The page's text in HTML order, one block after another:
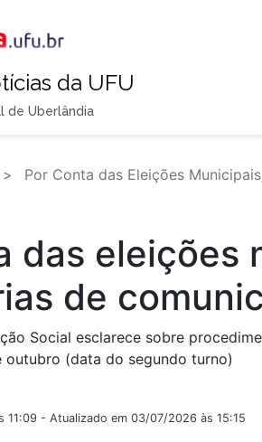
da UFU
de Uberlândia
Por Conta das Eleições
das eleições
de
Social esclarece sobre
outubro (data do segundo turno)
11:09 - Atualizado em 03/07/2026 às 15:15